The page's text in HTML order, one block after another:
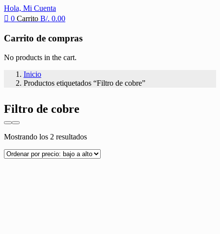
Hola, Mi Cuenta
0 Carrito B/. 0.00
Carrito de compras
No products in the cart.
Inicio
Productos etiquetados “Filtro de cobre”
Filtro de cobre
Mostrando los 2 resultadosOrdenado
precio: